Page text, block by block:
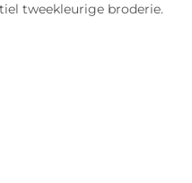
tweekleurige broderie.